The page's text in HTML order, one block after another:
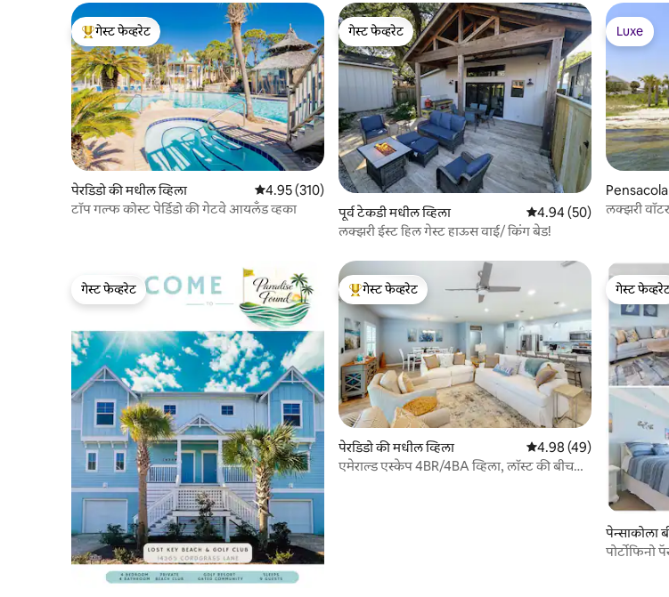
टॉप गेस्ट फेव्हरेट
गेस्ट फेव्हरेट
पेरडिडो की मधील व्हिला 5 पैकी 4.95 सरासरी रेटिंग, 310 रिव्ह्यूज
4.95 (310)
टॉप गल्फ कोस्ट पेर्डिडो की गेटवे आयलँड व्हका
गेस्ट फेव्हरेट
गेस्ट फेव्हरेट
पूर्व टेकडी मधील व्हिला 5 पैकी 4.94 सरासरी रेटिंग,
4.94 (50)
लक्झरी ईस्ट हिल गेस्ट हाऊस वाई/ किंग बेड!
Luxe
Luxe
Pensacola
लक्झरी
गेस्ट फेव्हरेट
गेस्ट फेव्हरेट
टॉप गेस्ट फेव्हरेट
गेस्ट फेव्हरेट
पेरडिडो की मधील व्हिला 5 पैकी 4.98 सरासरी रेटिंग,
4.98 (49)
एमेराल्ड एस्केप 4BR/4BA व्हिला, लॉस्ट की बीच
गेस्ट फेव्हरेट
गेस्ट
पेन्साकोला
पोर्टोफिनो